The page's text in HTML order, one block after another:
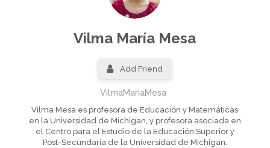
Vilma María Mesa
Add Friend
VilmaMariaMesa
Vilma Mesa es profesora de Educación y Matemáticas
en la Universidad de Michigan, y profesora asociada en
el Centro para el Estudio de la Educación Superior y
Post-Secundaria de la Universidad de Michigan.